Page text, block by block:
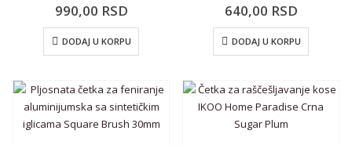
990,00 RSD
DODAJ U KORPU
640,00 RSD
DODAJ U KORPU